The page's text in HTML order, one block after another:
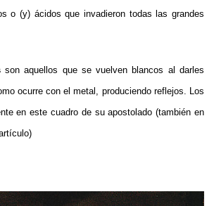
o (y) ácidos que invadieron todas las grandes
son aquellos que se vuelven blancos al darles
ocurre con el metal, produciendo reflejos. Los
en este cuadro de su apostolado (también en